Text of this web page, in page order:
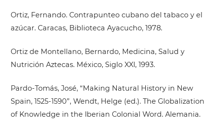
Ortiz, Fernando. Contrapunteo cubano del tabaco y el
azúcar. Caracas, Biblioteca Ayacucho, 1978.
Ortiz de Montellano, Bernardo, Medicina, Salud y
Nutrición Aztecas. México, Siglo XXI, 1993.
Pardo-Tomás, José, “Making Natural History in New
Spain, 1525-1590”, Wendt, Helge (ed.). The Globalization
of Knowledge in the Iberian Colonial Word. Alemania.